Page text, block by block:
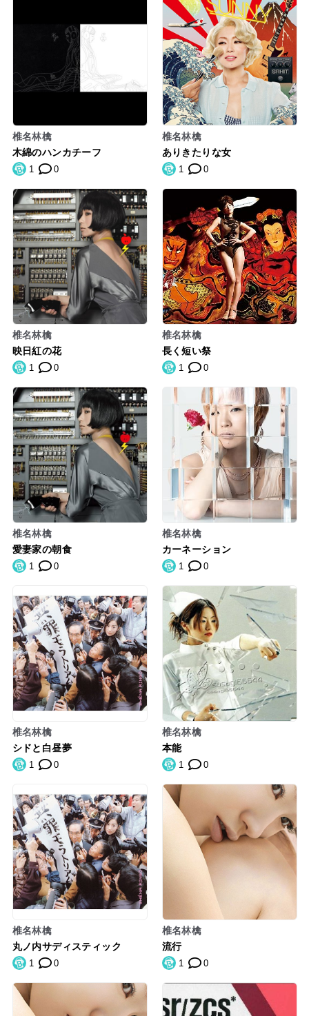
椎名林檎
木綿のハンカチーフ
1 0
椎名林檎
ありきたりな女
1 0
椎名林檎
映日紅の花
1 0
椎名林檎
長く短い祭
1 0
椎名林檎
愛妻家の朝食
1 0
椎名林檎
カーネーション
1 0
椎名林檎
シドと白昼夢
1 0
椎名林檎
本能
1 0
椎名林檎
丸ノ内サディスティック
1 0
椎名林檎
流行
1 0